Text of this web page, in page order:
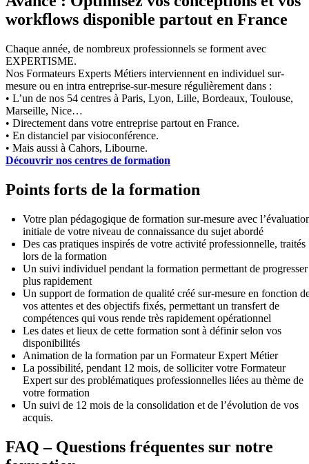
workflows disponible partout en France
Chaque année, de nombreux professionnels se forment avec
EXPERTISME.
Nos Formateurs Experts Métiers interviennent en individuel sur-
mesure ou en intra entreprise-sur-mesure régulièrement dans :
• L’un de nos 54 centres à Paris, Lyon, Lille, Bordeaux, Toulouse,
Marseille, Nice…
• Directement dans votre entreprise partout en France.
• En distanciel par visioconférence.
• Mais aussi à Cahors, Libourne.
Découvrir nos centres de formation
Points forts de la formation
Votre plan pédagogique de formation sur-mesure avec
initiale de votre niveau de connaissance du sujet abordé
Des cas pratiques inspirés de votre activité professionnelle, traités
lors de la formation
Un suivi individuel pendant la formation permettant de progresser
plus rapidement
Un support de formation de qualité créé sur-mesure en fonction
vos attentes et des objectifs fixés, permettant un transfert de
compétences qui vous rende très rapidement opérationnel
Les dates et lieux de cette formation sont à définir selon vos
disponibilités
Animation de la formation par un Formateur Expert Métier
La possibilité, pendant 12 mois, de solliciter votre Formateur
Expert sur des problématiques professionnelles liées au thème de
votre formation
Un suivi de 12 mois de la consolidation et de l’évolution de vos
acquis.
FAQ – Questions fréquentes sur notre